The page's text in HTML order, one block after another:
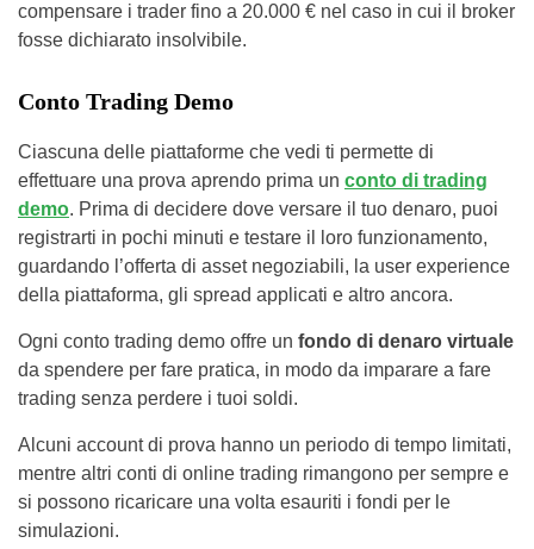
compensare i trader fino a 20.000 € nel caso in cui il broker
fosse dichiarato insolvibile.
Conto Trading Demo
Ciascuna delle piattaforme che vedi ti permette di
effettuare una prova aprendo prima un conto di trading
demo. Prima di decidere dove versare il tuo denaro, puoi
registrarti in pochi minuti e testare il loro funzionamento,
guardando l’offerta di asset negoziabili, la user experience
della piattaforma, gli spread applicati e altro ancora.
Ogni conto trading demo offre un fondo di denaro virtuale
da spendere per fare pratica, in modo da imparare a fare
trading senza perdere i tuoi soldi.
Alcuni account di prova hanno un periodo di tempo limitati,
mentre altri conti di online trading rimangono per sempre e
si possono ricaricare una volta esauriti i fondi per le
simulazioni.